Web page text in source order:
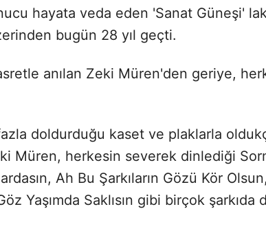
hayata veda eden 'Sanat Güneşi'
bugün 28 yıl geçti.
anılan Zeki Müren'den geriye,
doldurduğu kaset ve plaklarla
Müren, herkesin severek dinlediği
Ah Bu Şarkıların Gözü Kör Olsun,
Yaşımda Saklısın gibi birçok şarkıda